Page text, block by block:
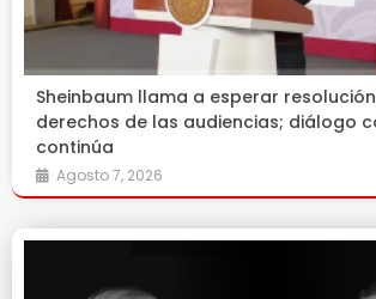
Sheinbaum llama a esperar
derechos de las audiencias; diálogo
continúa
Agosto 7, 2026